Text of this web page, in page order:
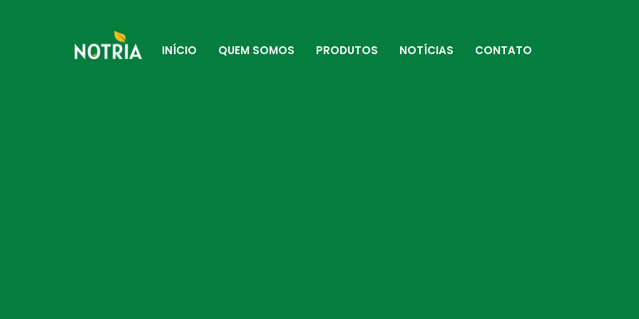
INÍCIO QUEM SOMOS PRODUTOS NOTÍCIAS CONTATO